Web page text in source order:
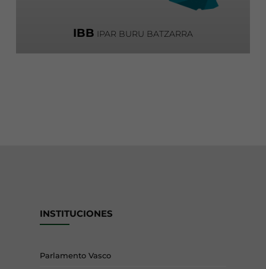
IBB IPAR BURU BATZARRA
INSTITUCIONES
Parlamento Vasco